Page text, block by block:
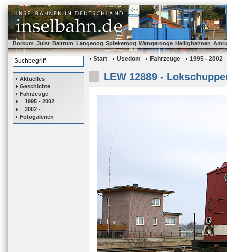
Borkum Juist Baltrum Langeoog Spiekeroog Wangerooge Halligbahnen
Aktuelles
Geschichte
Fahrzeuge
1995 - 2002
2002 -
Fotogalerien
Start Usedom Fahrzeuge 1995 - 2002
LEW 12889 -